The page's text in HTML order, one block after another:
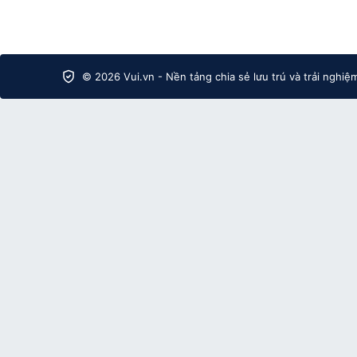
© 2026 Vui.vn - Nền tảng chia sẻ lưu trú và trải